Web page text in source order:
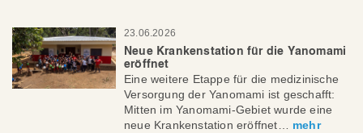
23.06.2026
Neue Krankenstation für die Yanomami
eröffnet
Eine weitere Etappe für die medizinische
Versorgung der Yanomami ist geschafft:
Mitten im Yanomami-Gebiet wurde eine
neue Krankenstation eröffnet… mehr